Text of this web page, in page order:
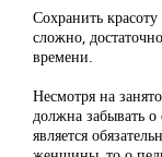
Сохранить
сложно,
времени.
Несмотря на
должна забывать
является